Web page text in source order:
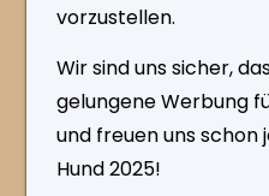
vorzustellen.
Wir sind uns sicher,
gelungene Werbung
und freuen uns schon
Hund 2025!